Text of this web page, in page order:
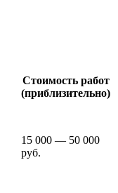
Стоимость работ
(приблизительно)
15 000 — 50 000
руб.